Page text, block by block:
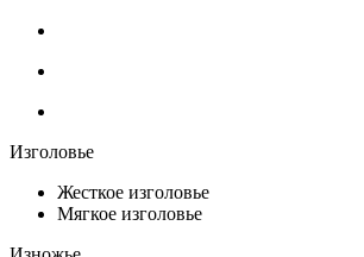
Изголовье
Жесткое изголовье
Мягкое изголовье